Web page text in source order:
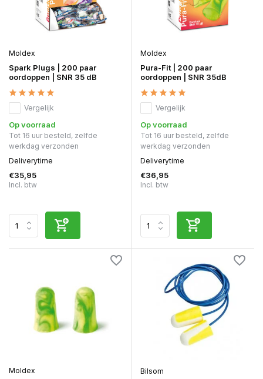
Moldex
Spark Plugs | 200 paar
oordoppen | SNR 35 dB
Vergelijk
Op voorraad
Tot 16 uur besteld, zelfde
werkdag verzonden
Deliverytime
€35,95
Incl. btw
Moldex
Pura-Fit | 200 paar
oordoppen | SNR 35dB
Vergelijk
Op voorraad
Tot 16 uur besteld, zelfde
werkdag verzonden
Deliverytime
€36,95
Incl. btw
Moldex Bilsom